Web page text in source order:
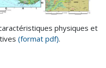
physiques et
(format pdf).